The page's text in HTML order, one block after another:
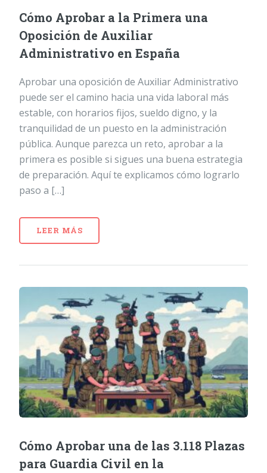
Cómo Aprobar a la Primera una
Oposición de Auxiliar
Administrativo en España
Aprobar una oposición de Auxiliar Administrativo
puede ser el camino hacia una vida laboral más
estable, con horarios fijos, sueldo digno, y la
tranquilidad de un puesto en la administración
pública. Aunque parezca un reto, aprobar a la
primera es posible si sigues una buena estrategia
de preparación. Aquí te explicamos cómo lograrlo
paso a […]
LEER MÁS
Cómo Aprobar una de las 3.118 Plazas
para Guardia Civil en la